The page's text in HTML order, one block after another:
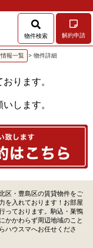
物件検索 解約申請
報一覧 > 物件詳細
ります。
します。
区・豊島区の賃貸物件をご
を入れております！お部屋
っております。駒込・巣鴨
かかわらず周辺地域のこと
ハウスマへお任せくださ